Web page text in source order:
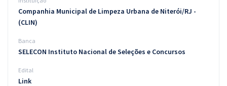
Companhia Municipal de Limpeza Urbana de Niterói/RJ -
(CLIN)
Banca
SELECON Instituto Nacional de Seleções e Concursos
Edital
Link